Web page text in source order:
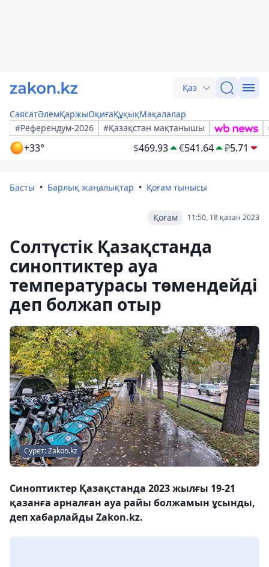
Қаз
СаясатӘлемҚаржыОқиғаҚұқықМақалалар
#Референдум-2026
#Қазақстан мақтанышы
+33° $469.93 €541.64 ₽5.71
Басты Барлық жаңалықтар Қоғам тынысы
11:50, 18 қазан 2023
Қоғам
Солтүстік Қазақстанда
синоптиктер ауа
температурасы төмендейді
деп болжап отыр
Сурет: Zakon.kz
Синоптиктер Қазақстанда 2023 жылғы 19-21
қазанға арналған ауа райы болжамын ұсынды,
деп хабарлайды Zakon.kz.